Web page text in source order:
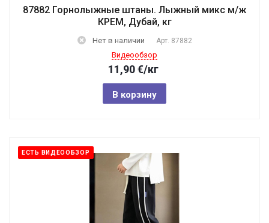
87882 Горнолыжные штаны. Лыжный микс м/ж
КРЕМ, Дубай, кг
Нет в наличии Арт. 87882
Видеообзор
11,90€/кг
В корзину
ЕСТЬ ВИДЕООБЗОР